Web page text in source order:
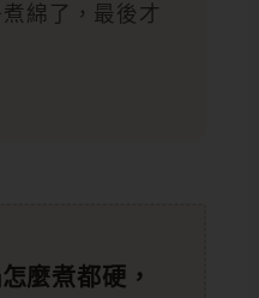
綿了，最後才
麼煮都硬，